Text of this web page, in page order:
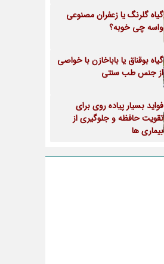
گیاه گلرنگ یا زعفران مصنوعی
واسه چی خوبه؟
گیاه بوقناق یا باباخازن با خواصی
از جنس طب سنتی
فواید بسیار پیاده روی برای
تقویت حافظه و جلوگیری از
بیماری ها